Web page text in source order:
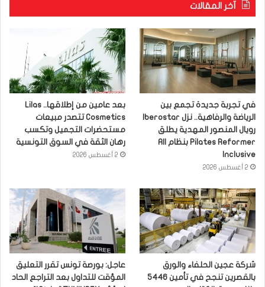
آخر المقالات
في تجربة جديدة تجمع بين
رويال المنصور المهدية يطلق
Pilates Reformer بنظام All
Inclusive
2 أغسطس 2026
بعد عامين من إطلاقها.. Lilas
Cosmetics تتصدر مبيعات
مستحضرات التجميل وتكسب
رهان الثقة في السوق التونسية
2 أغسطس 2026
شركة عجين الحلفاء والورق
بالقصرين تنجح في تأمين 5446
عاجل: بورصة تونس تقرر التعليق
المؤقت للتداول بعد التراجع الحاد